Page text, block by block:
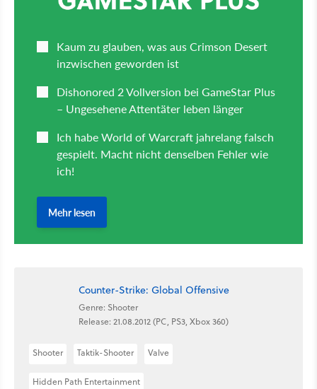
Counter-Strike: Global Offensive
Genre: Shooter
Release: 21.08.2012 (PC, PS3, Xbox 360)
Shooter Taktik-Shooter Valve
Hidden Path Entertainment